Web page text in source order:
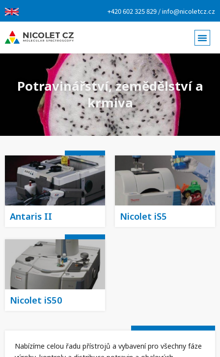
+420 602 325 829 / info@nicoletcz.cz
Potravinářství, zemědělství a
krmiva
Antaris II Nicolet iS5
Nicolet iS50
Nabízíme celou řadu přístrojů a vybavení pro všechny fáze